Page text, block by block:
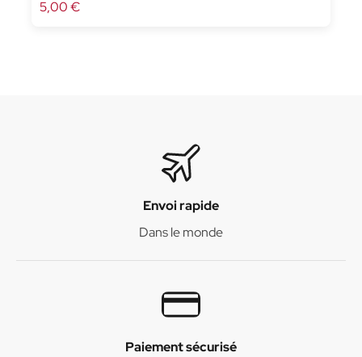
5,00 €
Envoi rapide
Dans le monde
Paiement sécurisé